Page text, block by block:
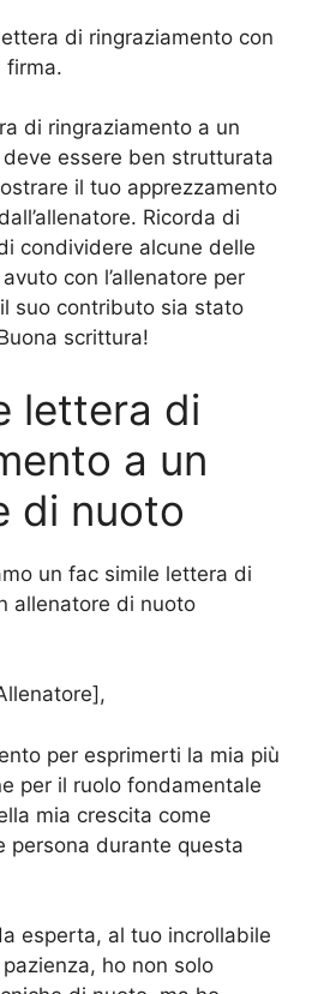
di ringraziamento con
firma.
di ringraziamento a un
essere ben strutturata
il tuo apprezzamento
Ricorda di
condividere alcune delle
con l’allenatore per
suo contributo sia stato
scrittura!
lettera di
a un
di nuoto
un fac simile lettera di
allenatore di nuoto
per esprimerti la mia più
per il ruolo fondamentale
mia crescita come
persona durante questa
esperta, al tuo incrollabile
ho non solo